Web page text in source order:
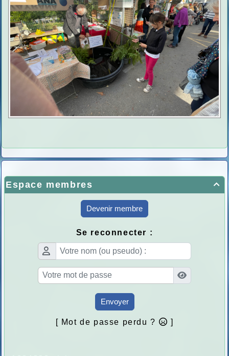

Espace membres
Devenir membre
Se reconnecter :
Envoyer
[ Mot de passe perdu ? ]